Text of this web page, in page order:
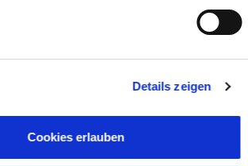
Details zeigen
Cookies erlauben